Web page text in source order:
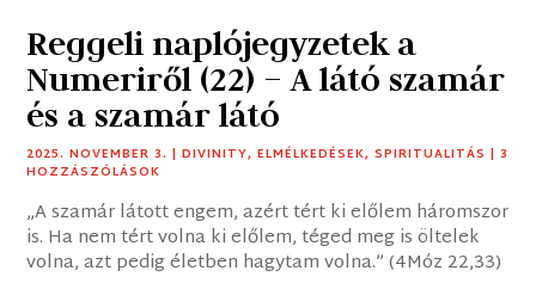
Reggeli naplójegyzetek a
Numeriről (22) – A látó szamár
és a szamár látó
2025. NOVEMBER 3. |DIVINITY,ELMÉLKEDÉSEK,SPIRITUALITÁS | 3
HOZZÁSZÓLÁSOK
„A szamár látott engem, azért tért ki előlem háromszor
is. Ha nem tért volna ki előlem, téged meg is öltelek
volna, azt pedig életben hagytam volna.” (4Móz 22,33)